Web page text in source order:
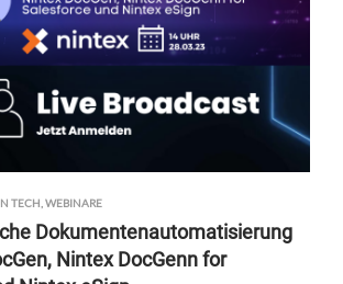
TECH WEBINARE
Dokumentenautomatisierung
Nintex DocGenn for